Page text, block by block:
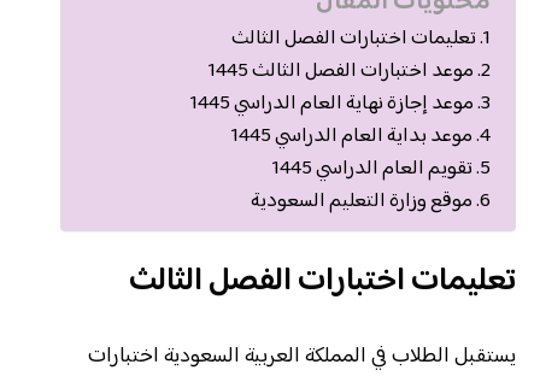
تعليمات اختبارات الفصل الثالث
موعد اختبارات الفصل الثالث 1445
موعد إجازة نهاية العام الدراسي 1445
موعد بداية العام الدراسي 1445
تقويم العام الدراسي 1445
موقع وزارة التعليم السعودية
تعليمات اختبارات الفصل الثالث
يستقبل الطلاب في المملكة العربية السعودية اختبارات